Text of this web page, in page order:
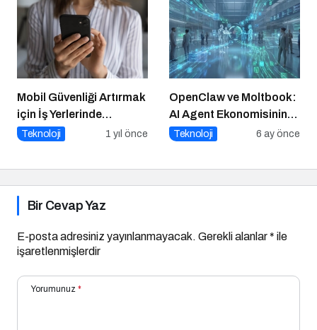
Mobil Güvenliği Artırmak
için İş Yerlerinde
Alınabilecek 8 Temel
Teknoloji 1 yıl önce
OpenClaw ve Moltbook:
AI Agent Ekonomisinin
İlk Altyapıları
Teknoloji 6 ay önce
Bir Cevap Yaz
E-posta adresiniz yayınlanmayacak. Gerekli alanlar* ile
işaretlenmişlerdir
Yorumunuz *